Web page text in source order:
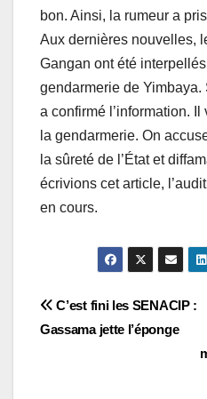
bon. Ainsi, la rumeur a
Aux dernières nouvelles,
Gangan ont été
gendarmerie de
a confirmé l’information. Il
la gendarmerie. On
la sûreté de l’État et
écrivions cet article,
en cours.
Navigation
C’est fini les SENACIP :
Gassama jette l’éponge